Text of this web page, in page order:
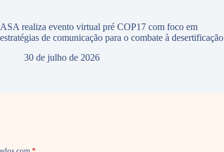
ASA realiza evento virtual pré COP17 com foco em
estratégias de comunicação para o combate à desertificação
30 de julho de 2026